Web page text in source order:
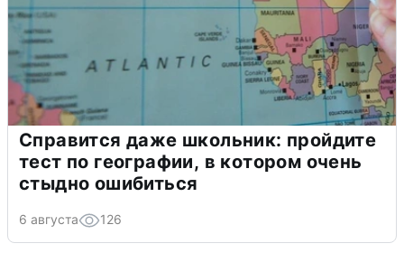
Справится даже школьник: пройдите
тест по географии, в котором очень
стыдно ошибиться
6 августа 126